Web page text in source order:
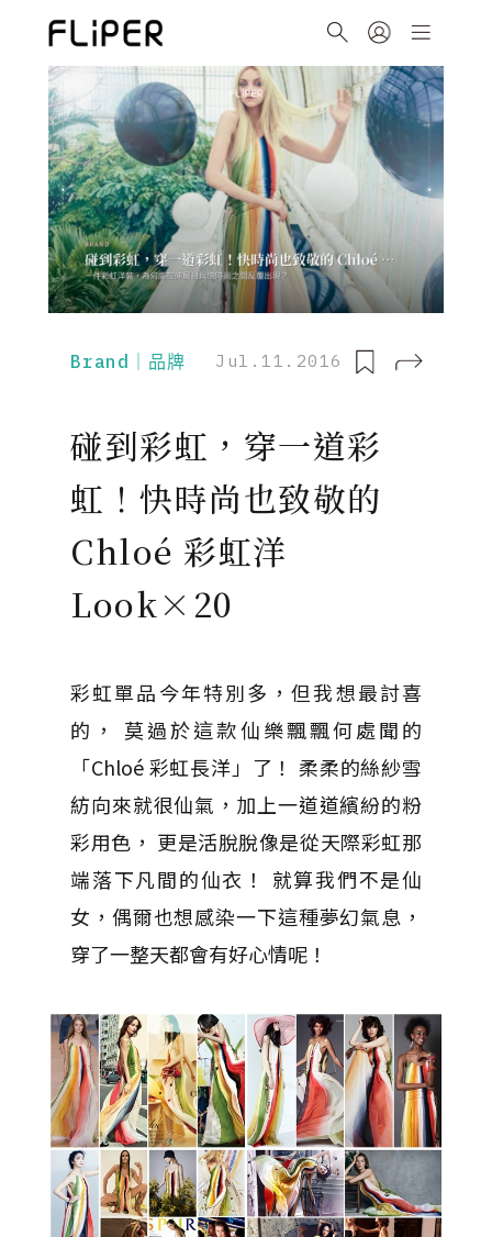
Brand｜品牌 Jul.11.2016
碰到彩虹，穿一道彩
虹！快時尚也致敬的
Chloé 彩虹洋
Look×20
彩虹單品今年特別多，但我想最討喜
的， 莫過於這款仙樂飄飄何處聞的
「Chloé 彩虹長洋」了！ 柔柔的絲紗雪
紡向來就很仙氣，加上一道道繽紛的粉
彩用色， 更是活脫脫像是從天際彩虹那
端落下凡間的仙衣！ 就算我們不是仙
女，偶爾也想感染一下這種夢幻氣息，
穿了一整天都會有好心情呢！